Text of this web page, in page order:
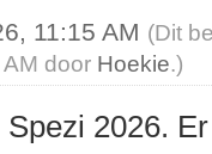
11:15 AM (Dit
door Hoekie.)
2026.